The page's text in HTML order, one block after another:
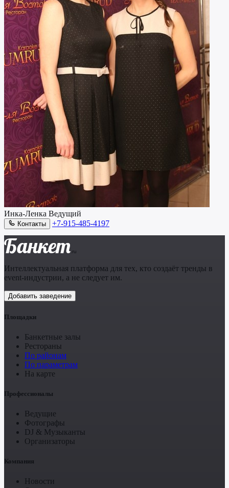
Инка-Ленка Ведущий
Контакты +7-915-485-4197
Банкет.ru
Интеллектуальная платформа для тех, кто создаёт тренды в
event-индустрии, а не следует им.
Добавить заведение
Площадки
Банкетные залы
Рестораны
По районам
По параметрам
На карте
Профессионалы
Ведущие
Фотографы
DJ & Музыканты
Организаторы
Компания
Новости